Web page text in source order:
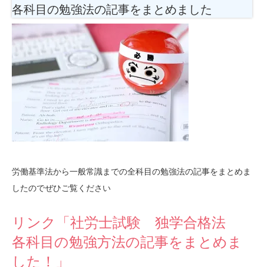
各科目の勉強法の記事をまとめました
労働基準法から一般常識までの全科目の勉強法の記事をまとめま
したのでぜひご覧ください
リンク「社労士試験 独学合格法
各科目の勉強方法の記事をまとめま
した！」